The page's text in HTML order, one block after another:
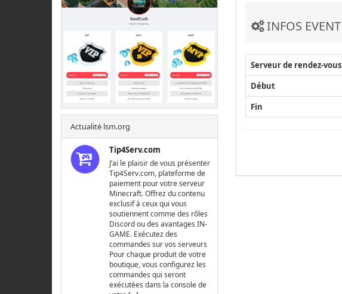
Actualité lsm.org
Tip4Serv.com
J’ai le plaisir de vous présenter
Tip4Serv.com, plateforme de
paiement pour votre serveur
Minecraft. Offrez du contenu
exclusif à ceux qui vous
soutiennent comme des rôles
Discord ou des avantages IN-
GAME. Exécutez des
commandes sur vos serveurs
Pour chaque produit de votre
boutique, vous configurez les
commandes qui seront
exécutées dans la console de
INFOS EVENT
Serveur de rendez-vous
Début
Fin